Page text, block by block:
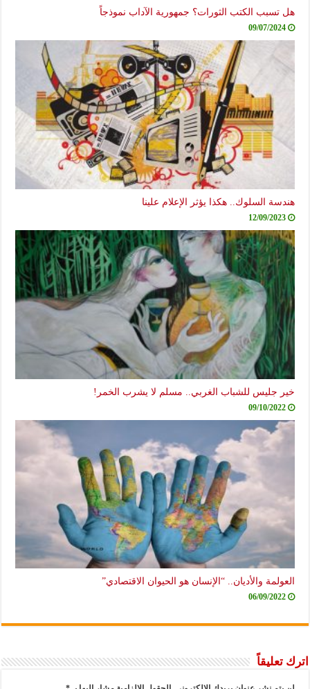
هل تسبب الكتب الثورات؟ جمهورية الآداب نموذجاً
09/07/2024
هندسة السلوك.. هكذا يؤثر الإعلام علينا
12/09/2023
خير جليس للشباب الغربي.. مسلم لا يشرب الخمر!
09/10/2022
العولمة والأديان.. “الإنسان هو الحيوان الاقتصادي”
06/09/2022
اترك تعليقاً